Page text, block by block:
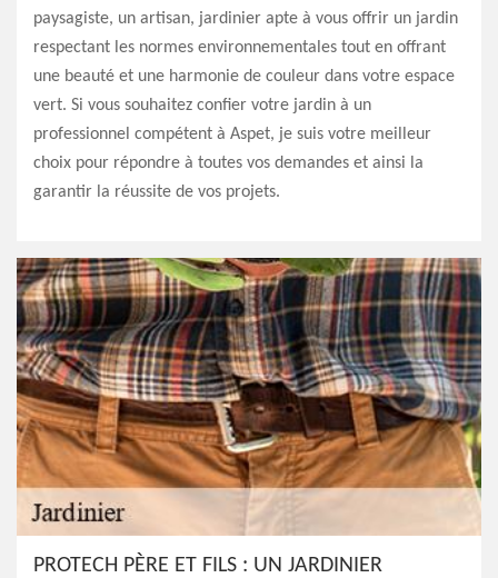
paysagiste, un artisan, jardinier apte à vous offrir un jardin
respectant les normes environnementales tout en offrant
une beauté et une harmonie de couleur dans votre espace
vert. Si vous souhaitez confier votre jardin à un
professionnel compétent à Aspet, je suis votre meilleur
choix pour répondre à toutes vos demandes et ainsi la
garantir la réussite de vos projets.
PROTECH PÈRE ET FILS : UN JARDINIER